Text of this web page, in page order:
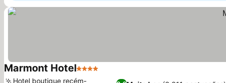
Marmont Hotel4 Estrelas
Hotel boutique recém-